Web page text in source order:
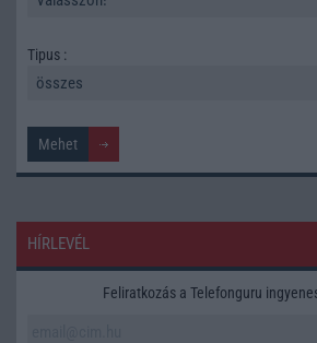
Tipus :
HÍRLEVÉL
Feliratkozás a Telefonguru